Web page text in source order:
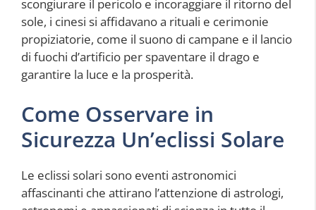
scongiurare il pericolo e incoraggiare il ritorno del
sole, i cinesi si affidavano a rituali e cerimonie
propiziatorie, come il suono di campane e il lancio
di fuochi d’artificio per spaventare il drago e
garantire la luce e la prosperità.
Come Osservare in
Sicurezza Un’eclissi Solare
Le eclissi solari sono eventi astronomici
affascinanti che attirano l’attenzione di astrologi,